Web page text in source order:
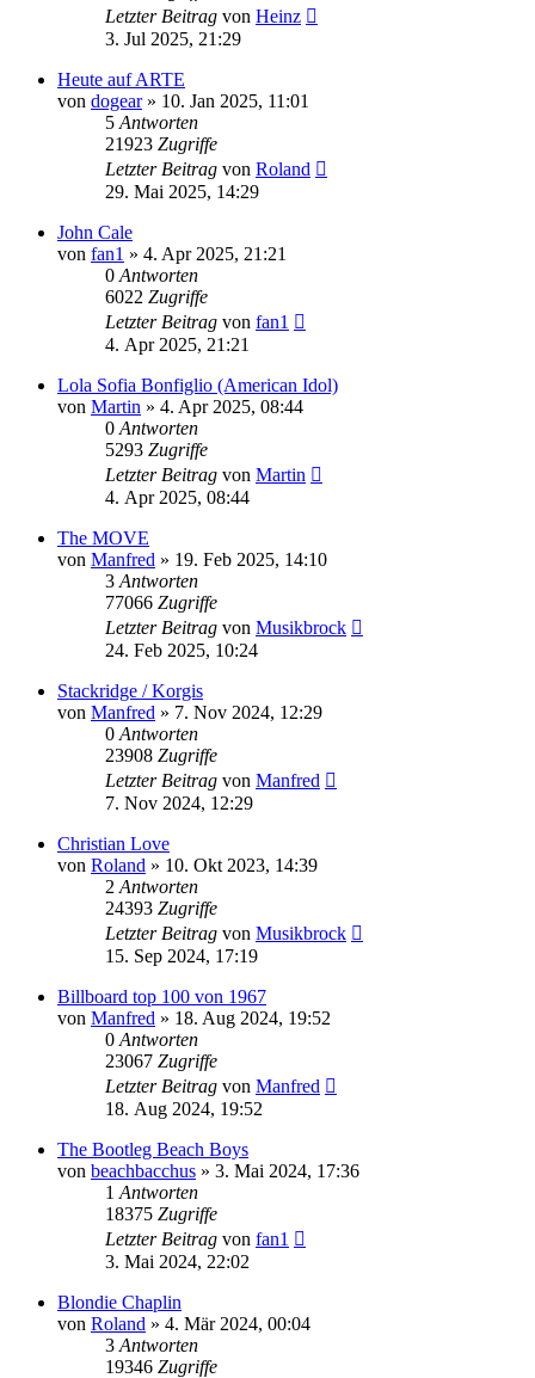
Letzter Beitrag von Heinz
3. Jul 2025, 21:29
Heute auf ARTE
von dogear» 10. Jan 2025, 11:01
5 Antworten
21923 Zugriffe
Letzter Beitrag von Roland
29. Mai 2025, 14:29
John Cale
von fan1 » 4. Apr 2025, 21:21
0 Antworten
6022 Zugriffe
Letzter Beitrag von fan1
4. Apr 2025, 21:21
Lola Sofia Bonfiglio (American Idol)
von Martin » 4. Apr 2025, 08:44
0 Antworten
5293 Zugriffe
Letzter Beitrag von Martin
4. Apr 2025, 08:44
The MOVE
von Manfred » 19. Feb 2025, 14:10
3 Antworten
77066 Zugriffe
Letzter Beitrag von Musikbrock
24. Feb 2025, 10:24
Stackridge / Korgis
von Manfred » 7. Nov 2024, 12:29
0 Antworten
23908 Zugriffe
Letzter Beitrag von Manfred
7. Nov 2024, 12:29
Christian Love
von Roland » 10. Okt 2023, 14:39
2 Antworten
24393 Zugriffe
Letzter Beitrag von Musikbrock
15. Sep 2024, 17:19
Billboard top 100 von 1967
von Manfred » 18. Aug 2024, 19:52
0 Antworten
23067 Zugriffe
Letzter Beitrag von Manfred
18. Aug 2024, 19:52
The Bootleg Beach Boys
von beachbacchus » 3. Mai 2024, 17:36
1 Antworten
18375 Zugriffe
Letzter Beitrag von fan1
3. Mai 2024, 22:02
Blondie Chaplin
von Roland » 4. Mär 2024, 00:04
3 Antworten
19346 Zugriffe